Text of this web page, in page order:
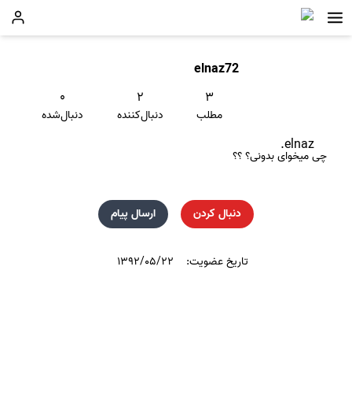
elnaz72
۳
مطلب
۲
دنبال‌کننده
۰
دنبال‌شده
elnaz.
چی میخوای بدونی؟ ؟؟
دنبال کردن ارسال پیام
تاریخ عضویت: ۱۳۹۲/۰۵/۲۲